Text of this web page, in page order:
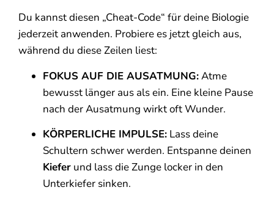
Du kannst diesen „Cheat-Code“ für deine Biologie
jederzeit anwenden. Probiere es jetzt gleich aus,
während du diese Zeilen liest:
FOKUS AUF DIE AUSATMUNG:Atme
bewusst länger aus als ein. Eine kleine Pause
nach der Ausatmung wirkt oft Wunder.
KÖRPERLICHE IMPULSE: Lass deine
Schultern schwer werden. Entspanne deinen
Kiefer und lass die Zunge locker in den
Unterkiefer sinken.